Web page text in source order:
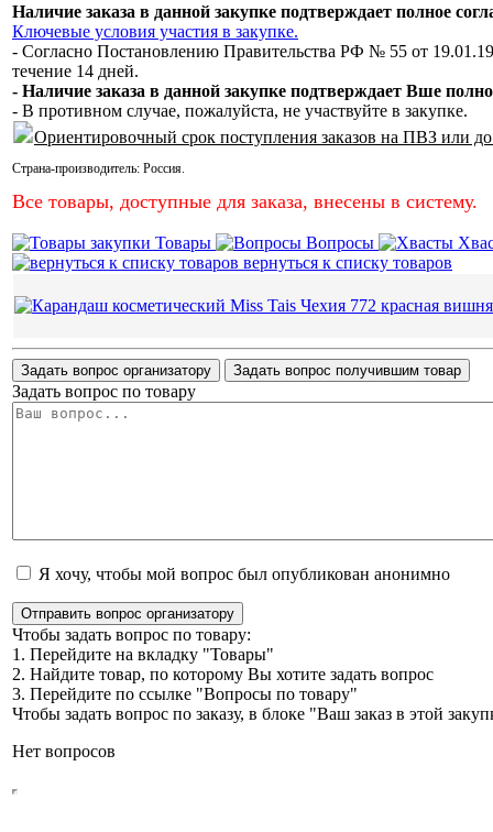
Наличие заказа в данной закупке подтверждает полное
Ключевые условия участия в закупке.
- Согласно Постановлению Правительства РФ № 55 от
течение 14 дней.
- Наличие заказа в данной закупке подтверждает Вше
- В противном случае, пожалуйста, не участвуйте в закупке.
Ориентировочный срок поступления заказов на ПВЗ или
Страна-производитель: Россия.
Все товары, доступные для заказа, внесены в систему.
Товары Вопросы
вернуться к списку товаров
Задать вопрос организатору Задать вопрос получившим товар
Задать вопрос по товару
Я хочу, чтобы мой вопрос был опубликован анонимно
Отправить вопрос организатору
Чтобы задать вопрос по товару:
1. Перейдите на вкладку "Товары"
2. Найдите товар, по которому Вы хотите задать вопрос
3. Перейдите по ссылке "Вопросы по товару"
Чтобы задать вопрос по заказу, в блоке "Ваш заказ в этой
Нет вопросов